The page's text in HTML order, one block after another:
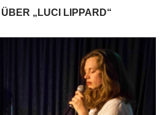
„LUCI LIPPARD“